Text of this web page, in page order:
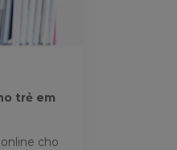
trẻ em
cho